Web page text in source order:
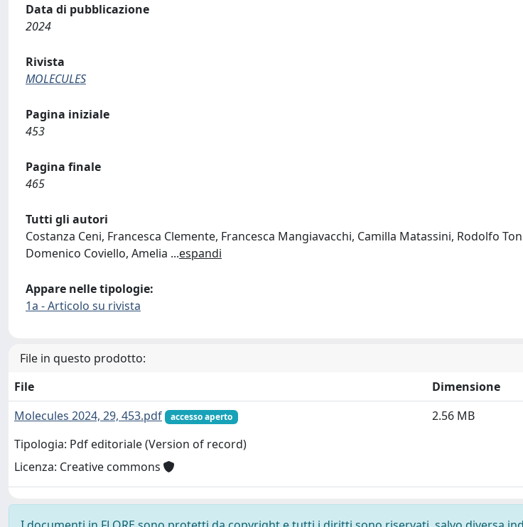
Data di pubblicazione
2024
Rivista
MOLECULES
Pagina iniziale
453
Pagina finale
465
Tutti gli autori
Costanza Ceni, Francesca Clemente, Francesca Mangiavacchi, Camilla Matassini, Rodolfo
Domenico Coviello, Amelia ...espandi
Appare nelle tipologie:
1a - Articolo su rivista
File in questo prodotto:
File
Dimensione
Molecules 2024, 29, 453.pdf
accesso aperto
Tipologia: Pdf editoriale (Version of record)
Licenza: Creative commons
2.56 MB